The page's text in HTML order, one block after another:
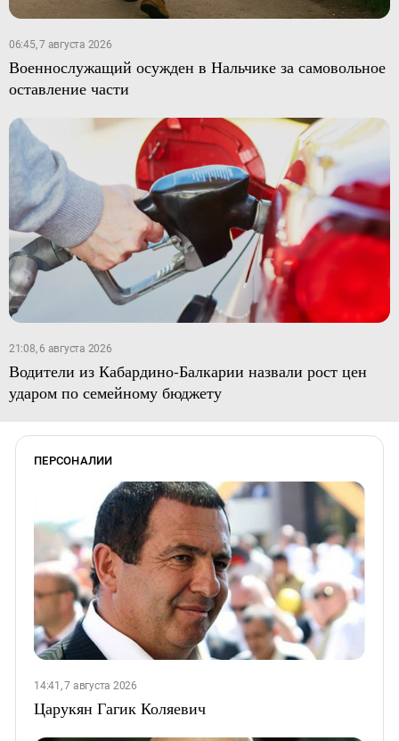
06:45, 7 августа 2026
Военнослужащий осужден в Нальчике за самовольное
оставление части
21:08, 6 августа 2026
Водители из Кабардино-Балкарии назвали рост цен
ударом по семейному бюджету
ПЕРСОНАЛИИ
14:41, 7 августа 2026
Царукян Гагик Коляевич